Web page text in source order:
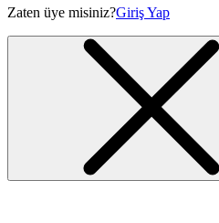
Zaten üye misiniz?Giriş Yap